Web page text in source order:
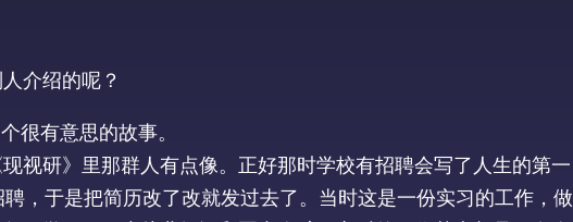
介绍的呢？
很有意思的故事。
视研》里那群人有点像。正好那时学校有招聘会写了人生的第一
，于是把简历改了改就发过去了。当时这是一份实习的工作，做